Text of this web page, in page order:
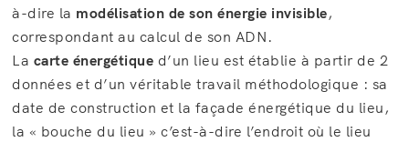
à-dire la modélisation de son énergie invisible,
correspondant au calcul de son ADN.
La carte énergétique d’un lieu est établie à partir de 2
données et d’un véritable travail méthodologique : sa
date de construction et la façade énergétique du lieu,
la « bouche du lieu » c’est-à-dire l’endroit où le lieu